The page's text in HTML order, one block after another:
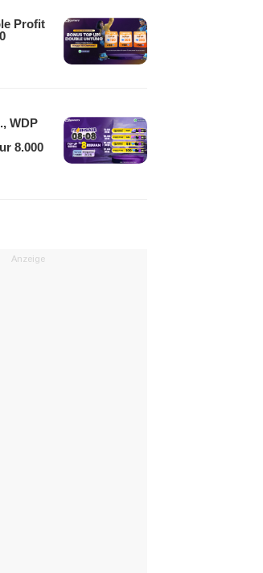
Profit
WDP
8.000
Anzeige